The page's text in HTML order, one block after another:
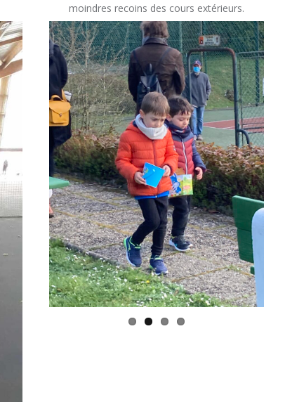
moindres recoins des cours extérieurs.